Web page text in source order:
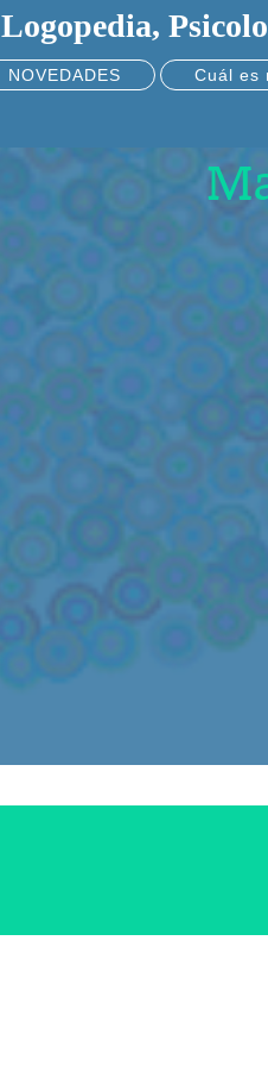
Logopedia,
NOVEDADES Cuál es